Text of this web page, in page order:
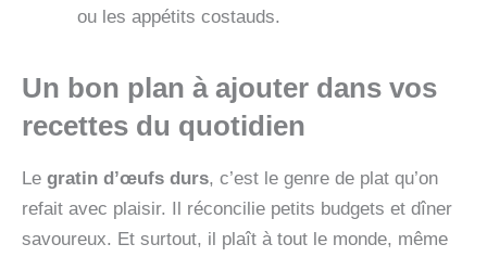
ou les appétits costauds.
Un bon plan à ajouter dans vos
recettes du quotidien
Le gratin d’œufs durs, c’est le genre de plat qu’on
refait avec plaisir. Il réconcilie petits budgets et dîner
savoureux. Et surtout, il plaît à tout le monde, même